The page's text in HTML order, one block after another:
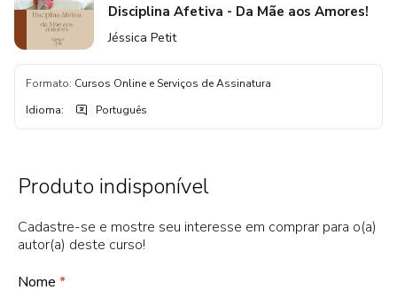
Disciplina Afetiva - Da Mãe aos Amores!
Jéssica Petit
Formato: Cursos Online e Serviços de Assinatura
Idioma: Português
Produto indisponível
Cadastre-se e mostre seu interesse em comprar para o(a)
autor(a) deste curso!
Nome *